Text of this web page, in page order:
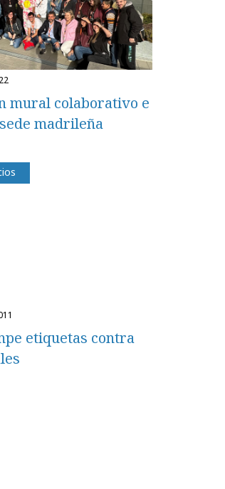
mural colaborativo e
madrileña
etiquetas contra